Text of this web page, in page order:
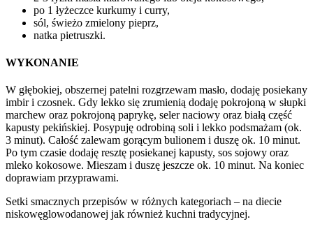
po 1 łyżeczce kurkumy i curry,
sól, świeżo zmielony pieprz,
natka pietruszki.
WYKONANIE
W głębokiej, obszernej patelni rozgrzewam masło, dodaję posiekany
imbir i czosnek. Gdy lekko się zrumienią dodaję pokrojoną w słupki
marchew oraz pokrojoną paprykę, seler naciowy oraz białą część
kapusty pekińskiej. Posypuję odrobiną soli i lekko podsmażam (ok.
3 minut). Całość zalewam gorącym bulionem i duszę ok. 10 minut.
Po tym czasie dodaję resztę posiekanej kapusty, sos sojowy oraz
mleko kokosowe. Mieszam i duszę jeszcze ok. 10 minut. Na koniec
doprawiam przyprawami.
Setki smacznych przepisów w różnych kategoriach – na diecie
niskowęglowodanowej jak również kuchni tradycyjnej.